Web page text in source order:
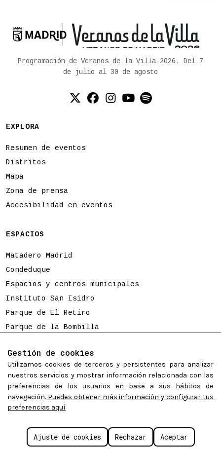
Gestión de cookies
Utilizamos cookies de terceros y persistentes para analizar
nuestros servicios y mostrar información relacionada con las
preferencias de los usuarios en base a sus hábitos de
navegación. Puedes obtener más información y configurar tus
preferencias aquí
Ajuste de cookies Rechazar Aceptar

Ayuntamiento de Madrid
Programación de Veranos de la Villa 2026. Del 7
de julio al 30 de agosto
Twitter (X)
Facebook
Instagram
YouTube
Spotify
EXPLORA
Resumen de eventos
Distritos
Mapa
Zona de prensa
Accesibilidad en eventos
ESPACIOS
Matadero Madrid
Condeduque
Espacios y centros municipales
Instituto San Isidro
Parque de El Retiro
Parque de la Bombilla
Programación sujeta a cambios
Algunos derechos reservados.
Políticas de cookies
Aviso legal
Accesibilidad web
Configurar cookies